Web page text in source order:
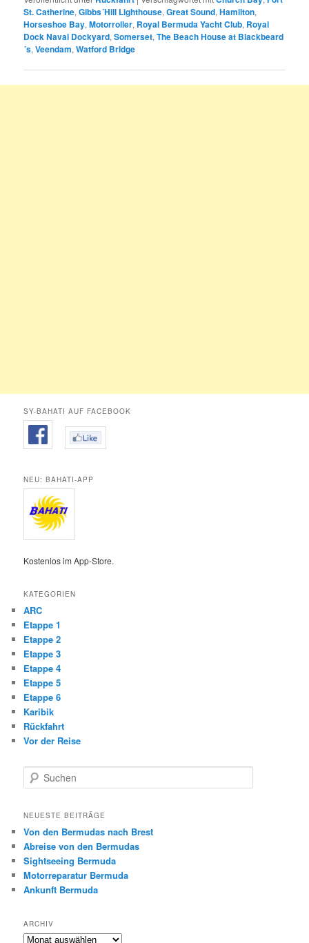
St. Catherine,Gibbs´Hill Lighthouse,Great Sound,Hamilton,
Horseshoe Bay,Motorroller, Royal Bermuda Yacht Club, Royal
Dock Naval Dockyard,Somerset,The Beach House at Blackbeard
´s,Veendam,Watford Bridge
SY-BAHATI AUF FACEBOOK
NEU: BAHATI-APP
Kostenlos im App-Store.
KATEGORIEN
ARC
Etappe 1
Etappe 2
Etappe 3
Etappe 4
Etappe 5
Etappe 6
Karibik
Rückfahrt
Vor der Reise
u
h
n
NEUESTE BEITRÄGE
Von den Bermudas nach Brest
Abreise von den Bermudas
Sightseeing Bermuda
Motorreparatur Bermuda
Ankunft Bermuda
ARCHIV
Archiv